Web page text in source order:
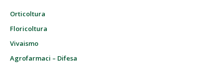
Orticoltura
Floricoltura
Vivaismo
Agrofarmaci – Difesa